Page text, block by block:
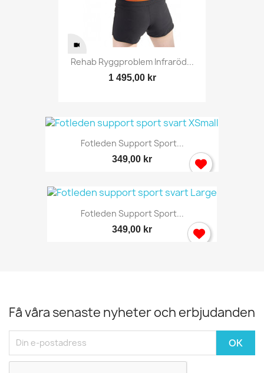
Rehab Ryggproblem Infraröd...
1 495,00 kr
Fotleden Support Sport...
349,00 kr
Fotleden Support Sport...
349,00 kr
Få våra senaste nyheter och erbjudanden